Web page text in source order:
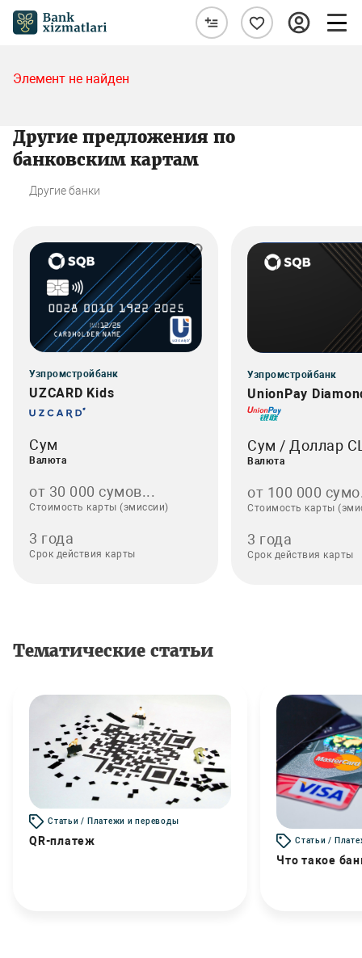
Элемент не найден
Другие предложения по
банковским картам
Другие банки
Узпромстройбанк
UZCARD Kids
Сум
Валюта
от 30 000 сумов...
Стоимость карты (эмиссии)
3 года
Срок действия карты
Узпромстройбанк
UnionPay
Сум / Доллар
Валюта
от 100 000
Стоимость карты
3 года
Срок действия карты
Тематические статьи
Статьи / Платежи и переводы
QR-платеж Статьи /
Что такое